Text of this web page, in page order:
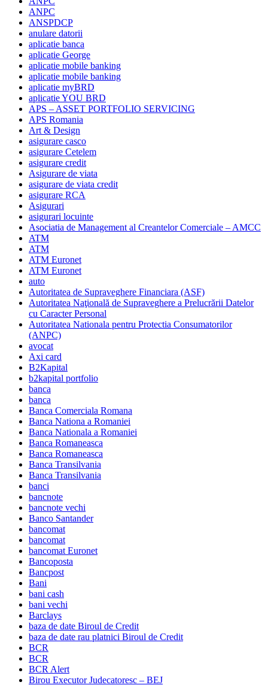
ANPC
ANSPDCP
anulare datorii
aplicatie banca
aplicatie George
aplicatie mobile banking
aplicatie mobile banking
aplicatie myBRD
aplicatie YOU BRD
APS – ASSET PORTFOLIO SERVICING
APS Romania
Art & Design
asigurare casco
asigurare Cetelem
asigurare credit
Asigurare de viata
asigurare de viata credit
asigurare RCA
Asigurari
asigurari locuinte
Asociatia de Management al Creantelor Comerciale – AMCC
ATM
ATM
ATM Euronet
ATM Euronet
auto
Autoritatea de Supraveghere Financiara (ASF)
Autoritatea Naţională de Supraveghere a Prelucrării Datelor
cu Caracter Personal
Autoritatea Nationala pentru Protectia Consumatorilor
(ANPC)
avocat
Axi card
B2Kapital
b2kapital portfolio
banca
banca
Banca Comerciala Romana
Banca Nationa a Romaniei
Banca Nationala a Romaniei
Banca Romaneasca
Banca Romaneasca
Banca Transilvania
Banca Transilvania
banci
bancnote
bancnote vechi
Banco Santander
bancomat
bancomat
bancomat Euronet
Bancoposta
Bancpost
Bani
bani cash
bani vechi
Barclays
baza de date Biroul de Credit
baza de date rau platnici Biroul de Credit
BCR
BCR
BCR Alert
Birou Executor Judecatoresc – BEJ